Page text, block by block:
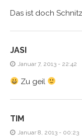
Das ist doch
JASI
Januar 7, 2013 - 22:42
Zu geil
TIM
Januar 8, 2013 - 00:23